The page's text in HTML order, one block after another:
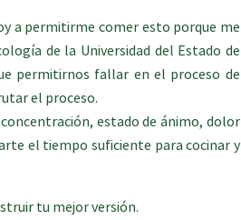
a permitirme comer esto porque me
de la Universidad del Estado de
permitirnos fallar en el proceso de
el proceso.
estado de ánimo, dolor
el tiempo suficiente para cocinar y
tu mejor versión.